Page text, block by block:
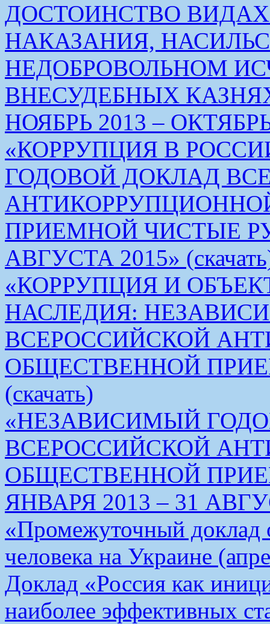
ДОСТОИНСТВО
НАКАЗАНИЯ,
НЕДОБРОВОЛЬНОМ
ВНЕСУДЕБНЫХ
НОЯБРЬ 2013 – ОКТЯБРЬ
«КОРРУПЦИЯ В
ГОДОВОЙ ДОКЛАД
ПРИЕМНОЙ ЧИСТЫЕ
АВГУСТА 2015»
«КОРРУПЦИЯ И
НАСЛЕДИЯ:
ВСЕРОССИЙСКОЙ
ОБЩЕСТВЕННОЙ
(скачать)
«НЕЗАВИСИМЫЙ
ВСЕРОССИЙСКОЙ
ОБЩЕСТВЕННОЙ
ЯНВАРЯ 2013 – 31
«Промежуточный доклад
человека на Украине
Доклад «Россия как
наиболее эффективных